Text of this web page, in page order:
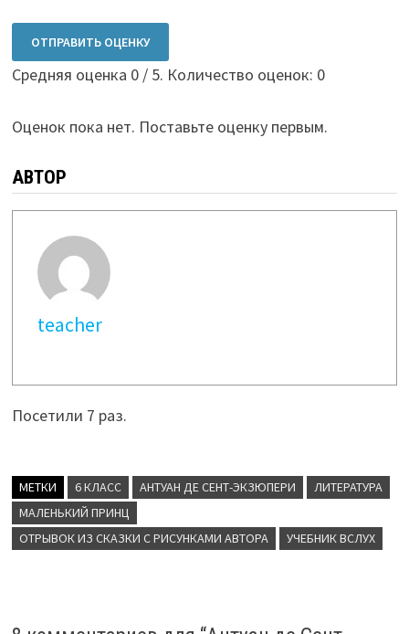
ОТПРАВИТЬ ОЦЕНКУ
Средняя оценка 0/ 5. Количество оценок: 0
Оценок пока нет. Поставьте оценку первым.
АВТОР
teacher
Посетили 7 раз.
МЕТКИ 6 КЛАСС АНТУАН ДЕ СЕНТ-ЭКЗЮПЕРИ
ЛИТЕРАТУРА
МАЛЕНЬКИЙ ПРИНЦ
ОТРЫВОК ИЗ СКАЗКИ С РИСУНКАМИ АВТОРА
УЧЕБНИК ВСЛУХ